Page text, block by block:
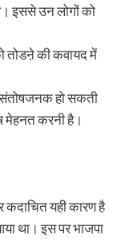
इससे उन लोगों को
तोडऩे की कवायद में
संतोषजनक हो सकती
मेहनत करनी है।
कदाचित यही कारण है
था। इस पर भाजपा